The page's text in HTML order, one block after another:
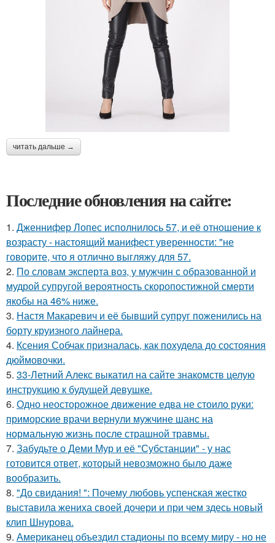
читать дальше →
Последние обновления на сайте:
1. Дженнифер Лопес исполнилось 57, и её отношение к
возрасту - настоящий манифест уверенности: "не
говорите, что я отлично выгляжу для 57.
2. По словам эксперта воз, у мужчин с образованной и
мудрой супругой вероятность скоропостижной смерти
якобы на 46% ниже.
3. Настя Макаревич и её бывший супруг поженились на
борту круизного лайнера.
4. Ксения Собчак призналась, как похудела до состояния
дюймовочки.
5. 33-Летний Алекс выкатил на сайте знакомств целую
инструкцию к будущей девушке.
6. Одно неосторожное движение едва не стоило руки:
приморские врачи вернули мужчине шанс на
нормальную жизнь после страшной травмы.
7. Забудьте о Деми Мур и её "Субстанции" - у нас
готовится ответ, который невозможно было даже
вообразить.
8. "До свидания! ": Почему любовь успенская жестко
выставила жениха своей дочери и при чем здесь новый
клип Шнурова.
9. Американец объездил стадионы по всему миру - но не